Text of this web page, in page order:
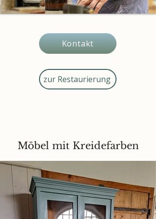
Kontakt
zur Restaurierung
Möbel mit Kreidefarben